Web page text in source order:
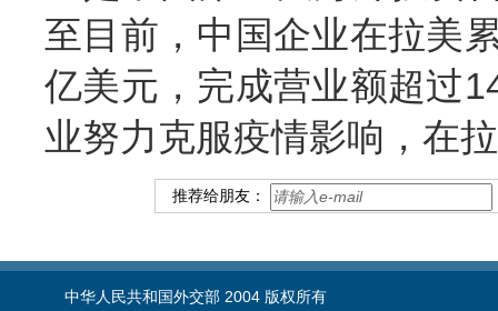
至目前，中国企业在拉美
亿美元，完成营业额超过
业努力克服疫情影响，在
推荐给朋友：
中华人民共和国外交部 2004 版权所有